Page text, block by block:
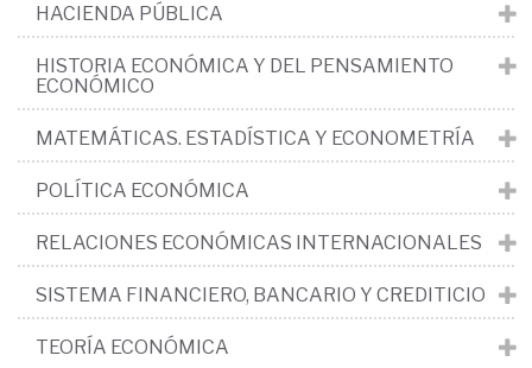
HACIENDA PÚBLICA
HISTORIA ECONÓMICA Y DEL PENSAMIENTO
ECONÓMICO
MATEMÁTICAS. ESTADÍSTICA Y ECONOMETRÍA
POLÍTICA ECONÓMICA
RELACIONES ECONÓMICAS INTERNACIONALES
SISTEMA FINANCIERO, BANCARIO Y CREDITICIO
TEORÍA ECONÓMICA